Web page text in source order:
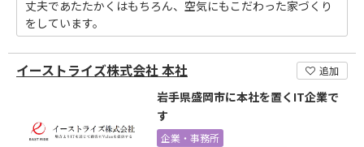
丈夫であたたかくはもちろん、空気にもこだわった家づくり
をしています。
イーストライズ株式会社 本社 追加
岩手県盛岡市に本社を置くIT企業で
す
企業・事務所